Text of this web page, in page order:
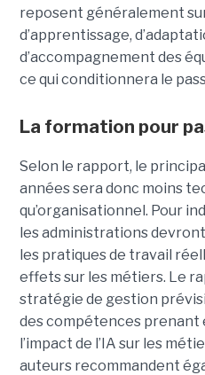
reposent généralement
d’apprentissage,
d’accompagnement des
ce qui conditionnera le
La formation pour
Selon le rapport, le
années sera donc moins
qu’organisationnel. Pour
les administrations
les pratiques de travail
effets sur les métiers. Le
stratégie de gestion
des compétences
l’impact de l’IA sur les
auteurs recommandent